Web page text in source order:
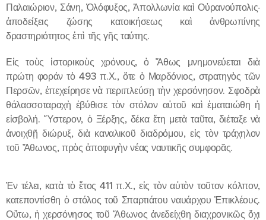
Παλαιώριον, Σάνη, Ὀλόφυξος, Ἀπολλωνία καὶ Οὐρανούπολις·
ἀποδείξεις ζώσης κατοικήσεως καὶ ἀνθρωπίνης
δραστηριότητος ἐπὶ τῆς γῆς ταύτης.
Εἰς τοὺς ἱστορικοὺς χρόνους, ὁ Ἄθως μνημονεύεται διὰ
πρώτη φοράν τὸ 493 π.Χ., ὅτε ὁ Μαρδόνιος, στρατηγὸς τῶν
Περσῶν, ἐπεχείρησε νὰ περιπλεύσῃ τὴν χερσόνησον. Σφοδρὰ
θάλασσοταραχὴ ἐβύθισε τὸν στόλον αὐτοῦ καὶ ἐματαιώθη ἡ
εἰσβολή. Ὕστερον, ὁ Ξέρξης, δέκα ἔτη μετὰ ταῦτα, διέταξε νὰ
ἀνοιχθῇ διώρυξ, διὰ καναλικοῦ διαδρόμου, εἰς τὸν τράχηλον
τοῦ Ἄθωνος, πρὸς ἀποφυγὴν νέας ναυτικῆς συμφορᾶς.
Ἐν τέλει, κατὰ τὸ ἔτος 411 π.Χ., εἰς τὸν αὐτὸν τοῦτον κόλπον,
κατεποντίσθη ὁ στόλος τοῦ Σπαρτιάτου ναυάρχου Ἐπικλέους.
Οὕτω, ἡ χερσόνησος τοῦ Ἄθωνος ἀνεδείχθη διαχρονικῶς ὄχι